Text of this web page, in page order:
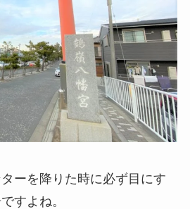
ーを降りた時に必ず目にす
すよね。